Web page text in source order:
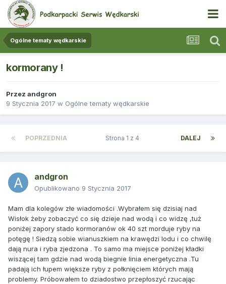
Ogólne tematy wędkarskie
kormorany !
Przez andgron
9 Stycznia 2017 w Ogólne tematy wędkarskie
POPRZEDNIA DALEJ
Strona 1 z 4
andgron
Opublikowano 9 Stycznia 2017
Mam dla kolegów złe wiadomości .Wybrałem się dzisiaj nad
Wisłok żeby zobaczyć co się dzieje nad wodą i co widzę ,tuż
poniżej zapory stado kormoranów ok 40 szt morduje ryby na
potęgę ! Siedzą sobie wianuszkiem na krawędzi lodu i co chwilę
dają nura i ryba zjedzona . To samo ma miejsce poniżej kładki
wiszącej tam gdzie nad wodą biegnie linia energetyczna .Tu
padają ich łupem większe ryby z połknięciem których mają
problemy. Próbowałem to dziadostwo przepłoszyć rzucając